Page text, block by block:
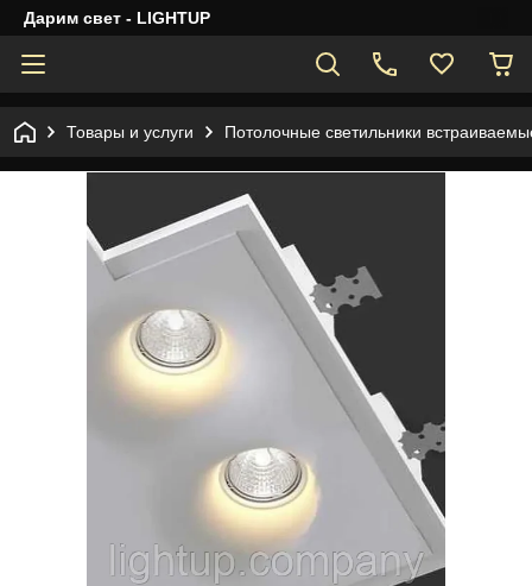
Дарим свет - LIGHTUP
Товары и услуги Потолочные светильники